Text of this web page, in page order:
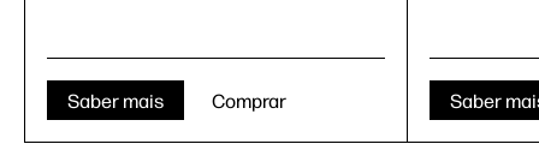
Saber mais Comprar Saber